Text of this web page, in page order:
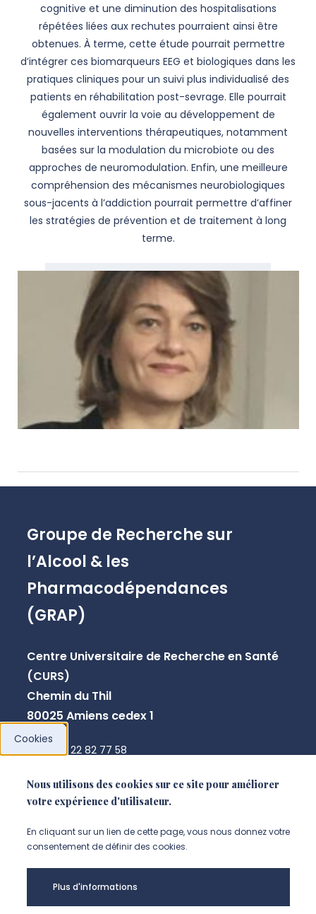
cognitive et une diminution des hospitalisations
répétées liées aux rechutes pourraient ainsi être
obtenues. À terme, cette étude pourrait permettre
d’intégrer ces biomarqueurs EEG et biologiques dans les
pratiques cliniques pour un suivi plus individualisé des
patients en réhabilitation post-sevrage. Elle pourrait
également ouvrir la voie au développement de
nouvelles interventions thérapeutiques, notamment
basées sur la modulation du microbiote ou des
approches de neuromodulation. Enfin, une meilleure
compréhension des mécanismes neurobiologiques
sous-jacents à l’addiction pourrait permettre d’affiner
les stratégies de prévention et de traitement à long
terme.
Groupe de Recherche sur
l’Alcool & les
Pharmacodépendances
(GRAP)
Centre Universitaire de Recherche en Santé
(CURS)
Chemin du Thil
80025 Amiens cedex 1
+33 3 22 82 77 58
NOUS CONTACTER
Cookies
Nous utilisons des cookies sur ce site pour améliorer
votre expérience d'utilisateur.
En cliquant sur un lien de cette page, vous nous donnez votre
consentement de définir des cookies.
Plus d'informations